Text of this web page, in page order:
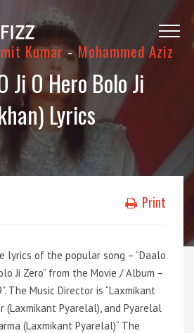
Kumar-Mohammed Aziz
Ji O Hero Bolo Ji
Lyrics
Print
lyrics of the popular song – “Daalo
Ji Zero” from the Movie / Album –
The Music Director is “Laxmikant
(Laxmikant Pyarelal), and Pyarelal
(Laxmikant Pyarelal)“ The